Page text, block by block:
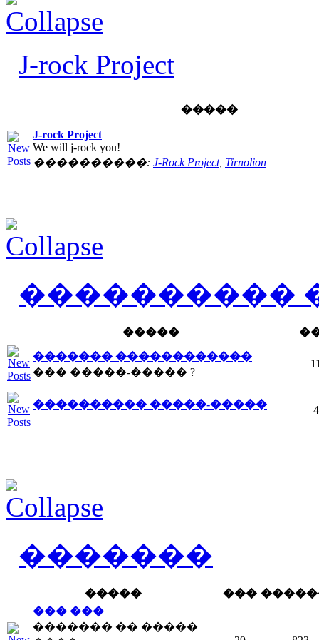
J-rock Project
�����
J-rock Project
We will j-rock you!
����������: J-Rock Project, Tirnolion
����������
�����
������� ������������
��� �����-����� ?
���������� �����-����� 4
�������
����� ���
��� ���
������� �� �����